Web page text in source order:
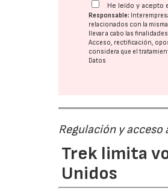
He leído y acepto
Responsable:
relacionados con la
llevar a cabo las
Acceso, rectificación,
considera que el
Datos
Regulación y acceso
Trek limita
Unidos